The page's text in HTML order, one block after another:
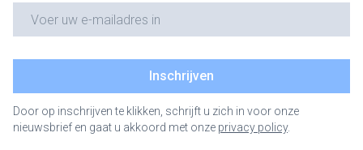
Inschrijven
Door op inschrijven te klikken, schrijft u zich in voor onze
nieuwsbrief en gaat u akkoord met onze privacy policy.